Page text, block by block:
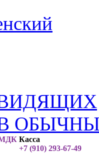
Касса
+7 (910) 293-67-49